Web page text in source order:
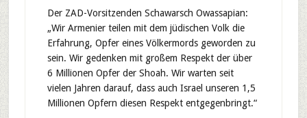
Der ZAD-Vorsitzenden Schawarsch Owassapian:
„Wir Armenier teilen mit dem jüdischen Volk die
Erfahrung, Opfer eines Völkermords geworden zu
sein. Wir gedenken mit großem Respekt der über
6 Millionen Opfer der Shoah. Wir warten seit
vielen Jahren darauf, dass auch Israel unseren 1,5
Millionen Opfern diesen Respekt entgegenbringt.“